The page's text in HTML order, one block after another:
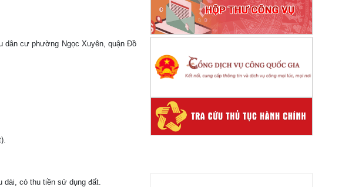
dân cư phường Ngọc Xuyên, quận Đồ
có thu tiền sử dụng đất.